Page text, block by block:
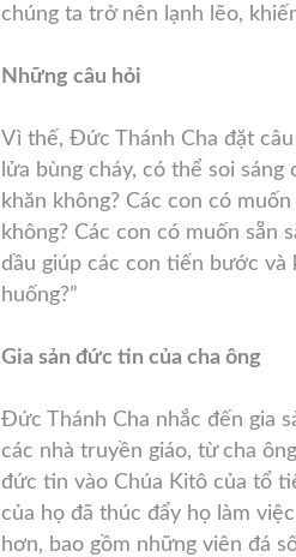
chúng ta trở nên lạnh lẽo,
Những câu hỏi
Vì thế, Đức Thánh Cha đặt
lửa bùng cháy, có thể soi
khăn không? Các con có
không? Các con có muốn sẵn
dầu giúp các con tiến bước
huống?”
Gia sản đức tin của cha ông
Đức Thánh Cha nhắc đến gia
các nhà truyền giáo, từ cha
đức tin vào Chúa Kitô của tổ
của họ đã thúc đẩy họ làm
hơn, bao gồm những viên đá